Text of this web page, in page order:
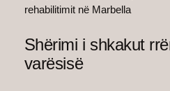
rehabilitimit në Marbella
Shërimi i shkakut
varësisë